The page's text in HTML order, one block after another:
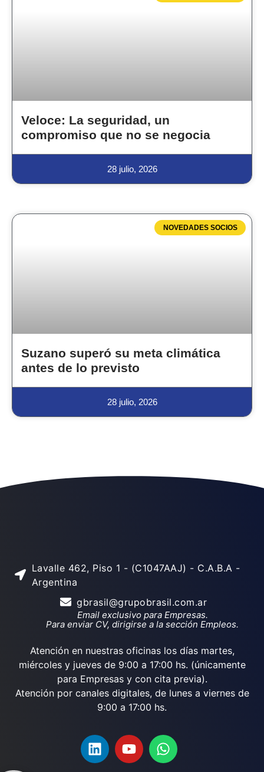
Veloce: La seguridad, un
compromiso que no se negocia
28 julio, 2026
NOVEDADES SOCIOS
Suzano superó su meta climática
antes de lo previsto
28 julio, 2026
Lavalle 462, Piso 1 - (C1047AAJ) - C.A.B.A -
Argentina
gbrasil@grupobrasil.com.ar
Email exclusivo para Empresas.
Para enviar CV, dirigirse a la sección Empleos.
Atención en nuestras oficinas los días martes,
miércoles y jueves de 9:00 a 17:00 hs. (únicamente
para Empresas y con cita previa).
Atención por canales digitales, de lunes a viernes de
9:00 a 17:00 hs.